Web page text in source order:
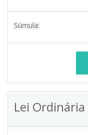
Súmula:
Lei